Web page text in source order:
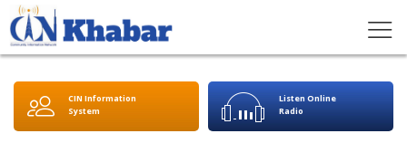
CIN Information
System
Listen Online
Radio